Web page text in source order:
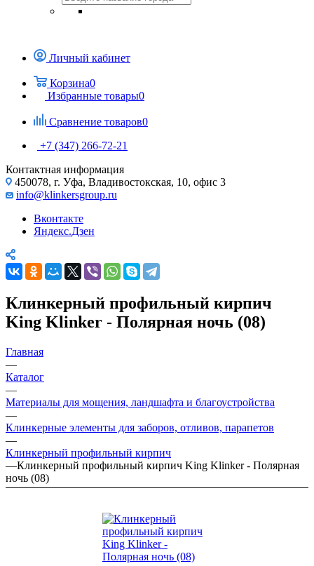
Личный кабинет
Корзина0
Избранные товары0
Сравнение товаров0
+7 (347) 266-72-21
Контактная информация
450078, г. Уфа, Владивостокская, 10, офис 3
info@klinkersgroup.ru
Вконтакте
Яндекс.Дзен
Клинкерный профильный кирпич
King Klinker - Полярная ночь (08)
Главная
—
Каталог
—
Материалы для мощения, ландшафта и благоустройства
—
Клинкерные элементы для заборов, отливов, парапетов
—
Клинкерный профильный кирпич
—Клинкерный профильный кирпич King Klinker - Полярная
ночь (08)